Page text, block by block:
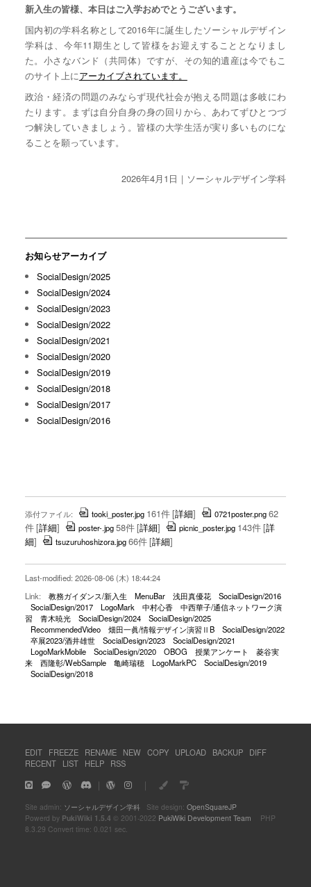
新入生の皆様、本日はご入学おめでとうございます。
国内初の学科名称として2016年に誕生したソーシャルデザイン
学科は、今年11期生として皆様をお迎えすることとなりまし
た。小さなバンド（共同体）ですが、その知的遺産は今でもこ
のサイト上にアーカイブされています。
政治・経済の問題のみならず現代社会が抱える問題は多岐にわ
たります。まずは自分自身の身の回りから、あわてずひとつづ
つ解決していきましょう。皆様の大学生活が実り多いものにな
ることを願っています。
2026年4月1日｜ソーシャルデザイン学科
お知らせアーカイブ
SocialDesign/2025
SocialDesign/2024
SocialDesign/2023
SocialDesign/2022
SocialDesign/2021
SocialDesign/2020
SocialDesign/2019
SocialDesign/2018
SocialDesign/2017
SocialDesign/2016
添付ファイル: tooki_poster.jpg 161件[詳細] 0721poster.png62
件[詳細] poster-.jpg58件[詳細] picnic_poster.jpg 143件[詳
細] tsuzuruhoshizora.jpg66件[詳細]
Last-modified: 2026-08-06 (木) 18:44:24
Link:
教務ガイダンス/新入生 MenuBar 浅田真優花
SocialDesign/2016
SocialDesign/2017
LogoMark 中村心香
中西華子/通信ネットワーク演
習
青木暁光 SocialDesign/2024
SocialDesign/2025
RecommendedVideo
畑田一眞/情報デザイン演習ⅡB
SocialDesign/2022
卒展2023/酒井雄世
SocialDesign/2023
SocialDesign/2021
LogoMarkMobile
SocialDesign/2020 OBOG 授業アンケート
菱谷実
来
西隆彰/WebSample 亀崎瑞穂 LogoMarkPC
SocialDesign/2019
SocialDesign/2018
EDIT FREEZE RENAME NEW COPY UPLOAD BACKUP
DIFF
RECENT
LIST HELP RSS
｜ ｜
Site admin: ソーシャルデザイン学科Site design: OpenSquareJP
Powerd by PukiWiki 1.5.4 © 2001-2022 PukiWiki Development Team PHP
8.3.29 Convert time: 0.021 sec.